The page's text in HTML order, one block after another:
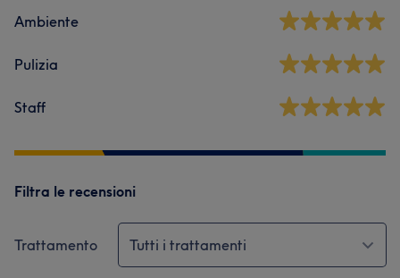
Ambiente
Pulizia
Staff
Filtra le recensioni
Trattamento Tutti i trattamenti